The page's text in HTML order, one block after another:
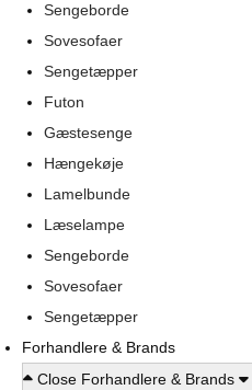
Sengeborde
Sovesofaer
Sengetæpper
Futon
Gæstesenge
Hængekøje
Lamelbunde
Læselampe
Sengeborde
Sovesofaer
Sengetæpper
Forhandlere & Brands
Close Forhandlere & Brands